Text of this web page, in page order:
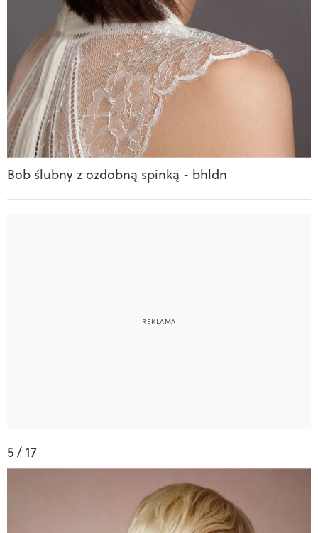
Bob ślubny z ozdobną spinką - bhldn
5 / 17